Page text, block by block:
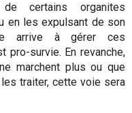
certains organites
en les expulsant de son
arrive à gérer ces
pro-survie. En revanche,
marchent plus ou que
les traiter, cette voie sera